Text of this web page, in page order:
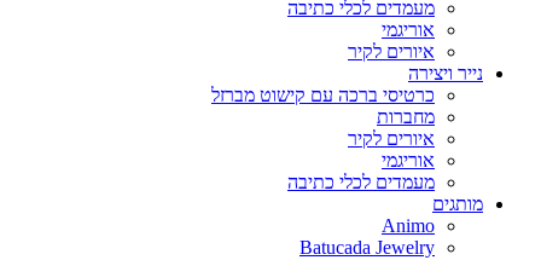
מעמדים לכלי כתיבה
אוריגמי
איורים לקיר
נייר ויצירה
כרטיסי ברכה עם קישוט מברזל
מחברות
איורים לקיר
אוריגמי
מעמדים לכלי כתיבה
מותגים
Animo
Batucada Jewelry